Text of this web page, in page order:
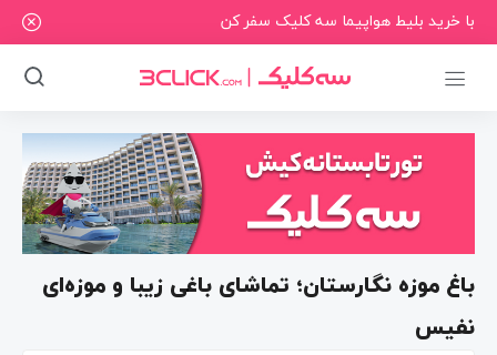
با خرید بلیط هواپیما سه کلیک سفر کن
باغ موزه نگارستان؛ تماشای باغی زیبا و موزه‌ای
نفیس